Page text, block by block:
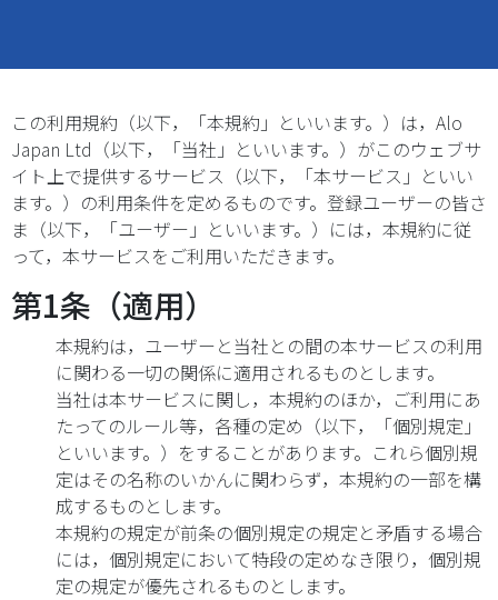
この利用規約（以下，「本規約」といいます。）は，Alo
Japan Ltd（以下，「当社」といいます。）がこのウェブサ
イト上で提供するサービス（以下，「本サービス」といい
ます。）の利用条件を定めるものです。登録ユーザーの皆さ
ま（以下，「ユーザー」といいます。）には，本規約に従
って，本サービスをご利用いただきます。
第1条（適用）
本規約は，ユーザーと当社との間の本サービスの利用
に関わる一切の関係に適用されるものとします。
当社は本サービスに関し，本規約のほか，ご利用にあ
たってのルール等，各種の定め（以下，「個別規定」
といいます。）をすることがあります。これら個別規
定はその名称のいかんに関わらず，本規約の一部を構
成するものとします。
本規約の規定が前条の個別規定の規定と矛盾する場合
には，個別規定において特段の定めなき限り，個別規
定の規定が優先されるものとします。